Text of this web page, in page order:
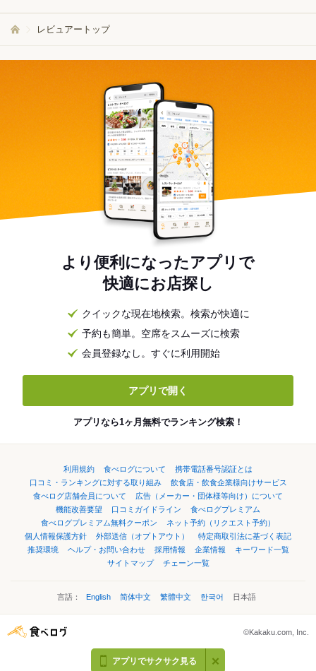
アプリでサクサク見る
レビュアートップ
より便利になったアプリで
快適にお店探し
クイックな現在地検索。検索が快適に
予約も簡単。空席をスムーズに検索
会員登録なし。すぐに利用開始
アプリで開く
アプリなら1ヶ月無料でランキング検索！
利用規約 食べログについて
携帯電話番号認証とは
口コミ・ランキングに対する取り組み
飲食店・飲食企業様向けサービス
食べログ店舗会員について
広告（メーカー・団体様等向け）について
機能改善要望
口コミガイドライン
食べログプレミアム
食べログプレミアム無料クーポン
ネット予約（リクエスト予約）
個人情報保護方針
外部送信（オプトアウト）
特定商取引法に基づく表記
推奨環境
ヘルプ・お問い合わせ 採用情報 企業情報
キーワード一覧
サイトマップ
チェーン一覧
言語： English 简体中文 繁體中文 한국어 日本語
©Kakaku.com, Inc.